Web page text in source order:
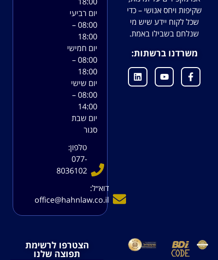
שקיפות ויחס אנושי – כדי
שכל לקוח יידע שיש מי
שנלחם בשבילו באמת.
משרדנו ברשתות:
יום רביעי
08:00 –
18:00
יום חמישי
08:00 –
18:00
יום שישי
08:00 –
14:00
יום שבת
סגור
טלפון:
077-
8036102
דוא׳׳ל:
office@hahnlaw.co.il
הצטרפו לרשימת
תפוצה שלנו